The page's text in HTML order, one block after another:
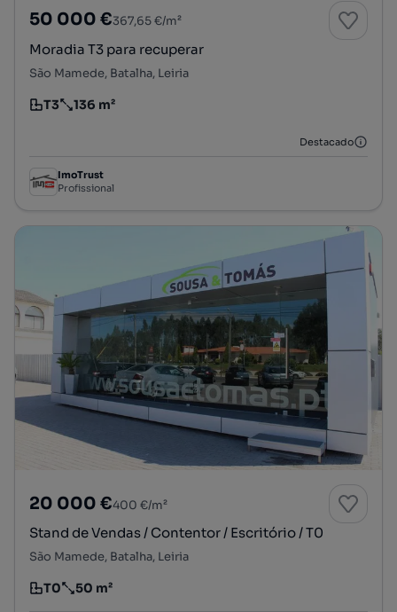
50 000 €367,65 €/m²
Moradia T3 para recuperar
São Mamede, Batalha, Leiria
Tipologia
T3
Preço por metro quadrado
136 m²
Destacado
ImoTrust
Profissional
20 000 €400 €/m²
Stand de Vendas / Contentor / Escritório / T0
São Mamede, Batalha, Leiria
Tipologia
T0
Preço por metro quadrado
50 m²